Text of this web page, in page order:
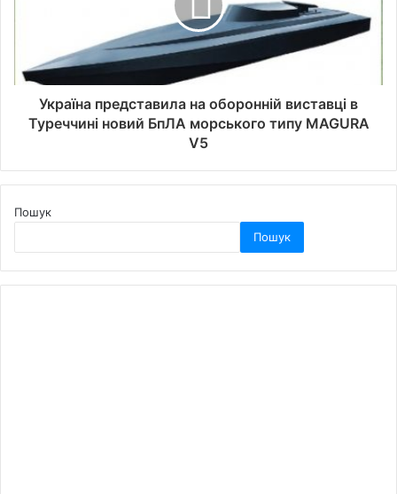
Україна представила на оборонній виставці в
Туреччині новий БпЛА морського типу MAGURA
V5
Пошук
Пошук